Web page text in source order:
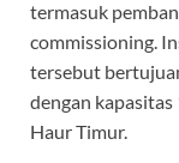
termasuk
commissioning.
tersebut
dengan
Haur Timur.